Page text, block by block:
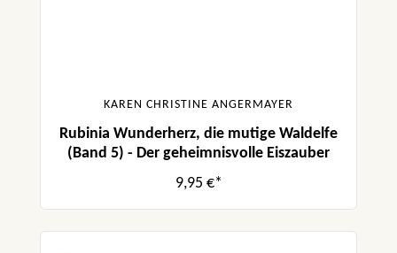
KAREN CHRISTINE ANGERMAYER
Rubinia Wunderherz, die mutige Waldelfe
(Band 5) - Der geheimnisvolle Eiszauber
9,95 €*